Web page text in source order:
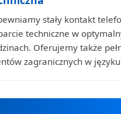
stały kontakt
techniczne w
Oferujemy także
zagranicznych w